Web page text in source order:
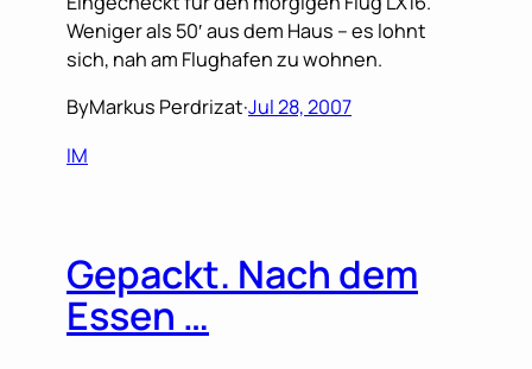
Weniger als 50′ aus dem Haus – es lohnt
sich, nah am Flughafen zu wohnen.
ByMarkus Perdrizat·Jul 28, 2007
IM
Gepackt. Nach dem
Essen …